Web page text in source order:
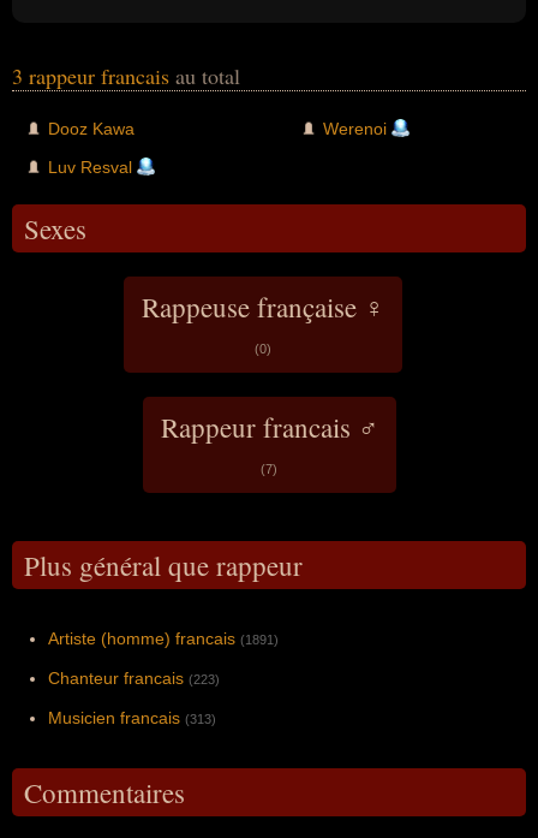
3 rappeur francais au total
Dooz Kawa
Luv Resval
Werenoi
Sexes
Rappeuse française ♀
(0)
Rappeur francais ♂
(7)
Plus général que rappeur
Artiste (homme) francais (1891)
Chanteur francais (223)
Musicien francais (313)
Commentaires